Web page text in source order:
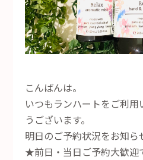
こんばんは。
いつもランハートをご利
うございます。
明日のご予約状況をお知ら
★前日・当日ご予約大歓